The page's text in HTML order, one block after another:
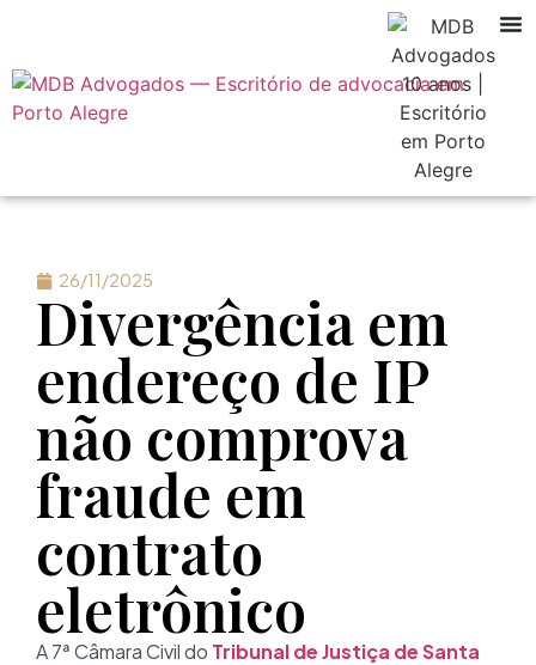
26/11/2025
Divergência em
endereço de IP
não comprova
fraude em
contrato
eletrônico
A 7ª Câmara Civil do Tribunal de Justiça de Santa